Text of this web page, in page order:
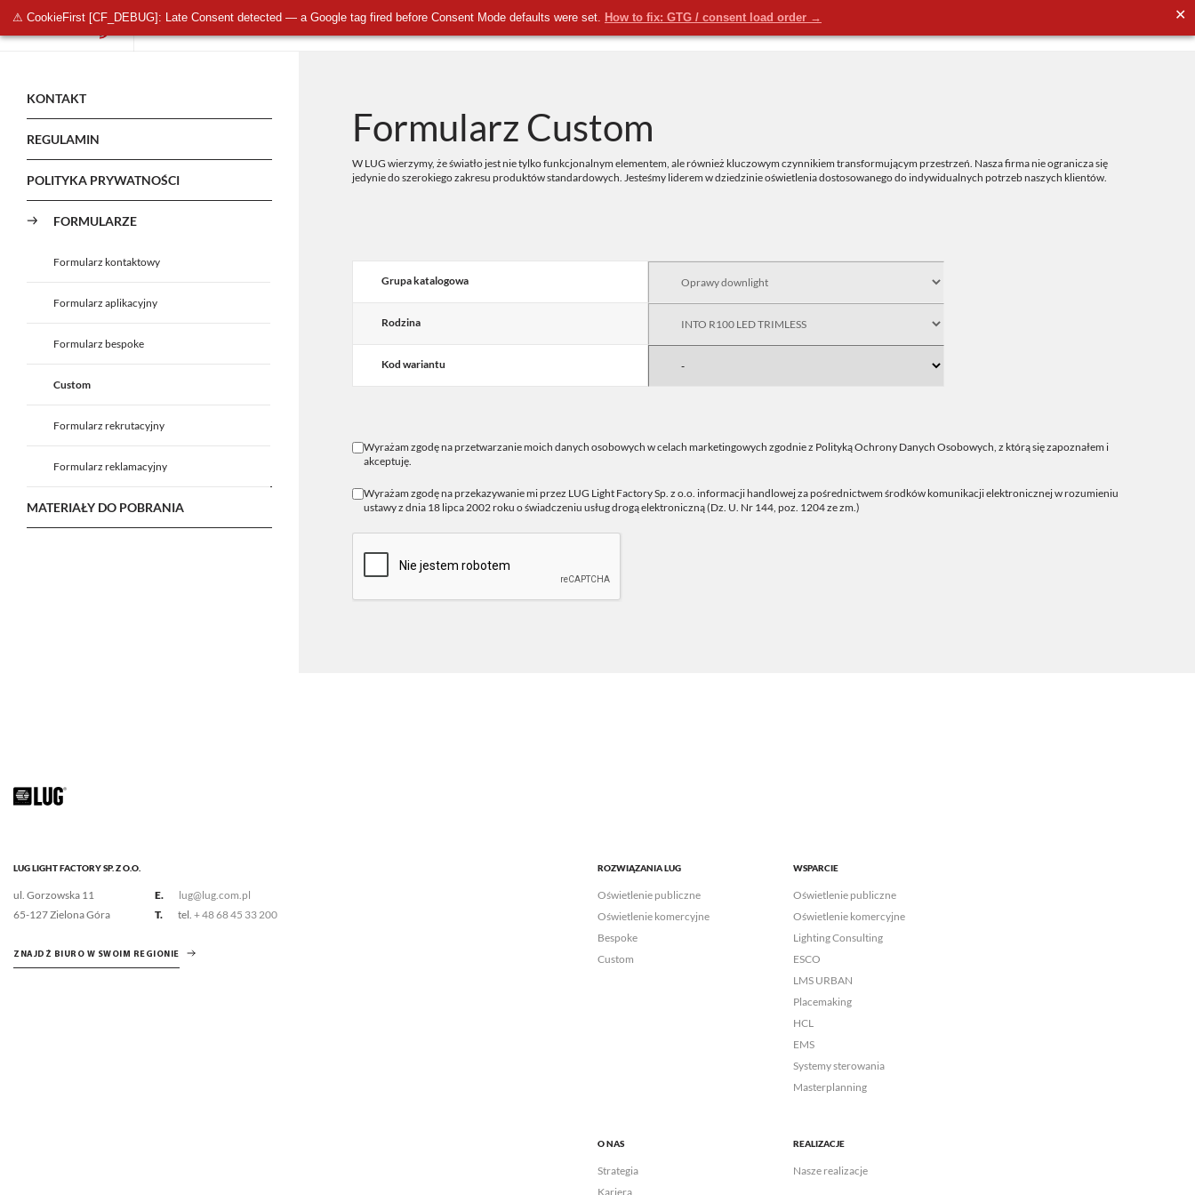
⚠ CookieFirst [CF_DEBUG]: Late Consent detected — a Google tag fired before Consent Mode defaults were set. How to fix: GTG / consent load order → ✕
OŚWIETLENIE KOMERCYJNE
KONTAKT
REGULAMIN
POLITYKA PRYWATNOŚCI
FORMULARZE
Formularz kontaktowy
Formularz aplikacyjny
Formularz bespoke
Custom
Formularz rekrutacyjny
Formularz reklamacyjny
MATERIAŁY DO POBRANIA
Formularz Custom
W LUG wierzymy, że światło jest nie tylko funkcjonalnym elementem, ale również kluczowym czynnikiem transformującym przestrzeń. Nasza firma nie ogranicza się
jedynie do szerokiego zakresu produktów standardowych. Jesteśmy liderem w dziedzinie oświetlenia dostosowanego do indywidualnych potrzeb naszych klientów.
Grupa katalogowa
Rodzina
Kod wariantu
Wyrażam zgodę na przetwarzanie moich danych osobowych w celach marketingowych zgodnie z Polityką Ochrony Danych Osobowych, z którą się zapoznałem i
akceptuję.
Wyrażam zgodę na przekazywanie mi przez LUG Light Factory Sp. z o.o. informacji handlowej za pośrednictwem środków komunikacji elektronicznej w rozumieniu
ustawy z dnia 18 lipca 2002 roku o świadczeniu usług drogą elektroniczną (Dz. U. Nr 144, poz. 1204 ze zm.)
LUG LIGHT FACTORY SP. Z O.O.
ul. Gorzowska 11
65-127 Zielona Góra
E.
lug@lug.com.pl
T.
tel. + 48 68 45 33 200
ZNAJDŹ BIURO W SWOIM REGIONIE
ROZWIĄZANIA LUG
Oświetlenie publiczne
Oświetlenie komercyjne
Bespoke
Custom
WSPARCIE
Oświetlenie publiczne
Oświetlenie komercyjne
Lighting Consulting
ESCO
LMS URBAN
Placemaking
HCL
EMS
Systemy sterowania
Masterplanning
O NAS
Strategia
Kariera
REALIZACJE
Nasze realizacje